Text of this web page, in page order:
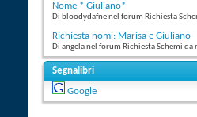
Nome * Giuliano*
Di bloodydafne nel forum Richiesta
Richiesta nomi: Marisa e Giuliano
Di angela nel forum Richiesta Schemi da
Segnalibri
Google